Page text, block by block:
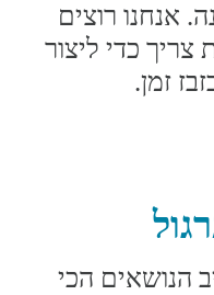
אנחנו רוצים
כדי ליצור
זמן.
הנושאים הכי